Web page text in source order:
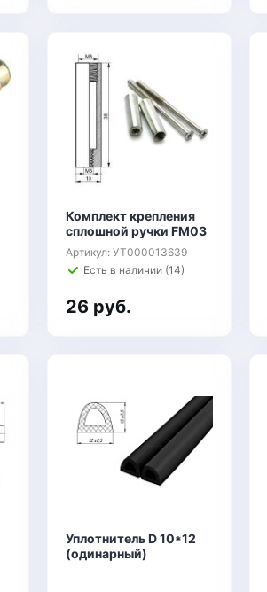
Комплект крепления
сплошной ручки FM03
Артикул: УТ000013639
Есть в наличии (14)
26 руб.
Уплотнитель D 10*12
(одинарный)